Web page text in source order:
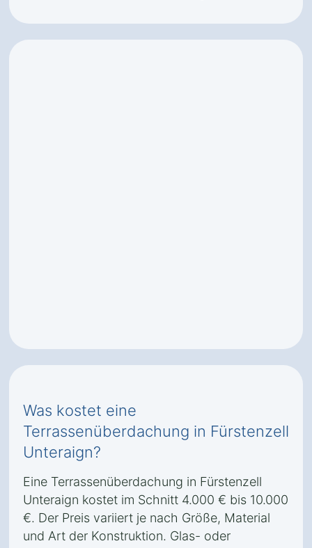
Was kostet eine
Terrassenüberdachung in Fürstenzell
Unteraign?
Eine Terrassenüberdachung in Fürstenzell
Unteraign kostet im Schnitt 4.000 € bis 10.000
€. Der Preis variiert je nach Größe, Material
und Art der Konstruktion. Glas- oder